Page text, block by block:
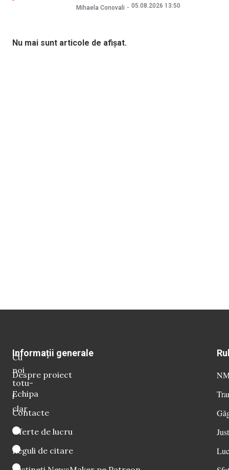
Mihaela Conovali 05.08.2026 13:50
Nu mai sunt articole de afișat.
Cu
noi
totu-
i
clar
Informații generale
Despre proiect
Echipa
Contacte
Oferte de lucru
Reguli de citare